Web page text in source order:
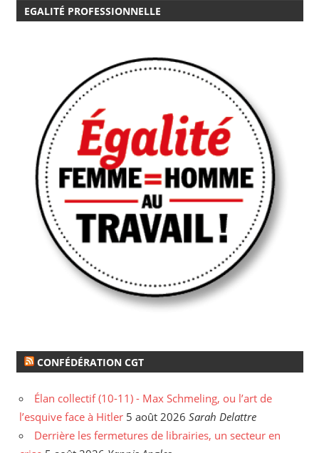
EGALITÉ PROFESSIONNELLE
CONFÉDÉRATION CGT
Élan collectif (10-11) - Max Schmeling, ou l’art de
l’esquive face à Hitler 5 août 2026 Sarah Delattre
Derrière les fermetures de librairies, un secteur en